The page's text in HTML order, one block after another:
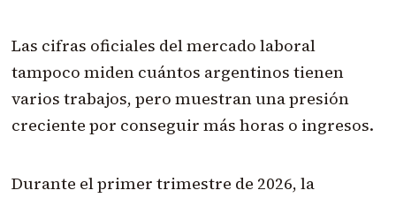
Las cifras oficiales del mercado laboral
tampoco miden cuántos argentinos tienen
varios trabajos, pero muestran una presión
creciente por conseguir más horas o ingresos.
Durante el primer trimestre de 2026, la